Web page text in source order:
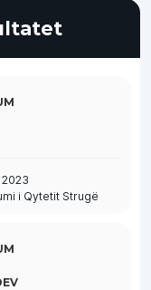
i Qytetit Strugë